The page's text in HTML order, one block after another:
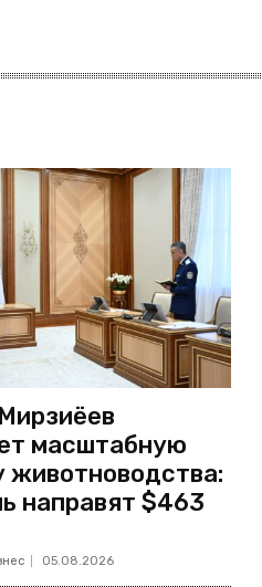
масштабную
животноводства:
направят $463
05.08.2026